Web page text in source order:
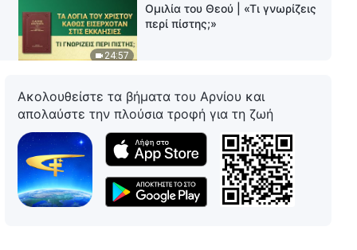
24:57
Ομιλία του Θεού | «Τι γνωρίζεις
περί πίστης;»
20:43
Ομιλία του Θεού | «Όταν τα
φύλλα που πέφτουν
επιστρέψουν στις ρίζες τους,
θα μετανιώσεις για όλο το
κακό που έχεις κάνει»
Ομιλία του Θεού | «Όσοι
αποτελούνται από σάρκα, δεν
μπορούν να ξεφύγουν από την
Ακολουθείστε τα βήματα του Αρνίου και
απολαύστε την πλούσια τροφή για τη ζωή